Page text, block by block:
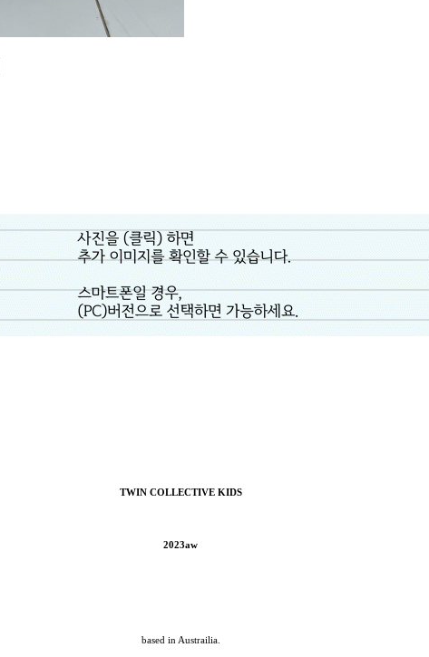
TWIN COLLECTIVE KIDS
2023aw
based in Austrailia.